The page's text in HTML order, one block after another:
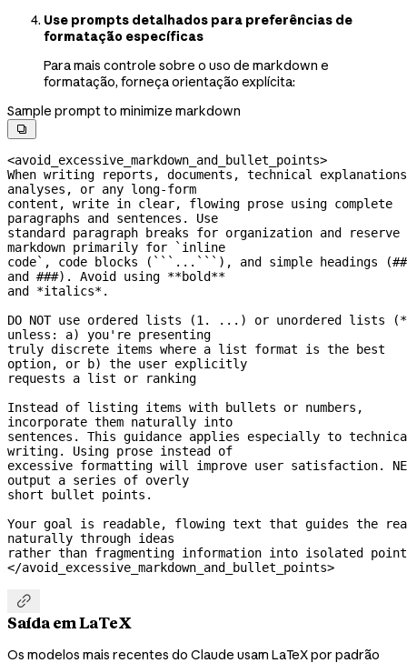
Use prompts detalhados para preferências de
formatação específicas
Para mais controle sobre o uso de markdown e
formatação, forneça orientação explícita:
Sample prompt to minimize markdown

<avoid_excessive_markdown_and_bullet_points>
When writing reports, documents, technical
analyses, or any long-form
content, write in clear, flowing prose using complete
paragraphs and sentences. Use
standard paragraph breaks for organization and reserve
markdown primarily for `inline
code`, code blocks (```...```), and simple headings (##
and ###). Avoid using **bold**
and *italics*.
DO NOT use ordered lists (1. ...) or unordered lists
unless: a) you're presenting
truly discrete items where a list format is the best
option, or b) the user explicitly
requests a list or ranking
Instead of listing items with bullets or numbers,
incorporate them naturally into
sentences. This guidance applies especially to
writing. Using prose instead of
excessive formatting will improve user satisfaction.
output a series of overly
short bullet points.
Your goal is readable, flowing text that guides the
naturally through ideas
rather than fragmenting information into isolated
</avoid_excessive_markdown_and_bullet_points>

Saída em LaTeX
Os modelos mais recentes do Claude usam LaTeX por padrão